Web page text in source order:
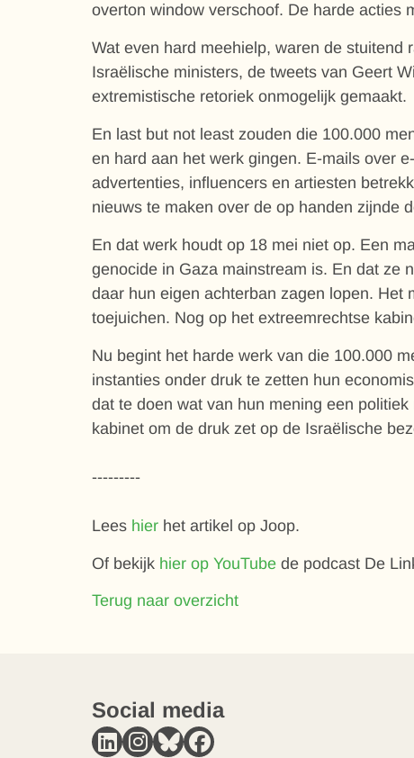
overton window verschoof. De harde acties
Wat even hard meehielp, waren de stuitend
Israëlische ministers, de tweets van Geert
extremistische retoriek onmogelijk gemaakt.
En last but not least zouden die 100.000
en hard aan het werk gingen. E-mails over
advertenties, influencers en artiesten
nieuws te maken over de op handen zijnde
En dat werk houdt op 18 mei niet op. Een
genocide in Gaza mainstream is. En dat ze
daar hun eigen achterban zagen lopen. Het
toejuichen. Nog op het extreemrechtse
Nu begint het harde werk van die 100.000
instanties onder druk te zetten hun
dat te doen wat van hun mening een
kabinet om de druk zet op de Israëlische
---------
Lees hier het artikel op Joop.
Of bekijk hier op YouTube de podcast De
Terug naar overzicht
Social media